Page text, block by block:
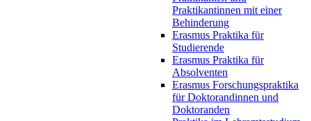
Praktikantinnen mit einer
Behinderung
Erasmus Praktika für
Studierende
Erasmus Praktika für
Absolventen
Erasmus Forschungspraktika
für Doktorandinnen und
Doktoranden